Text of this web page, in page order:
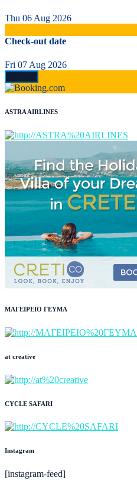
Thu 06 Aug 2026
Check-out date
Fri 07 Aug 2026
ASTRA AIRLINES
ΜΑΓΕΙΡΕΙΟ ΓΕΥΜΑ
at creative
CYCLE SAFARI
Instagram
[instagram-feed]